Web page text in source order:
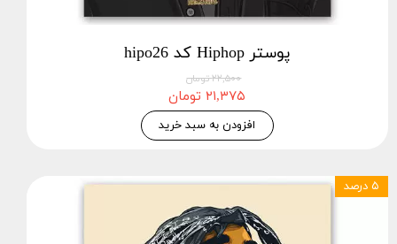
پوستر Hiphop کد hipo26
۲۲,۵۰۰ تومان
۲۱,۳۷۵ تومان
افزودن به سبد خرید
۵ درصد